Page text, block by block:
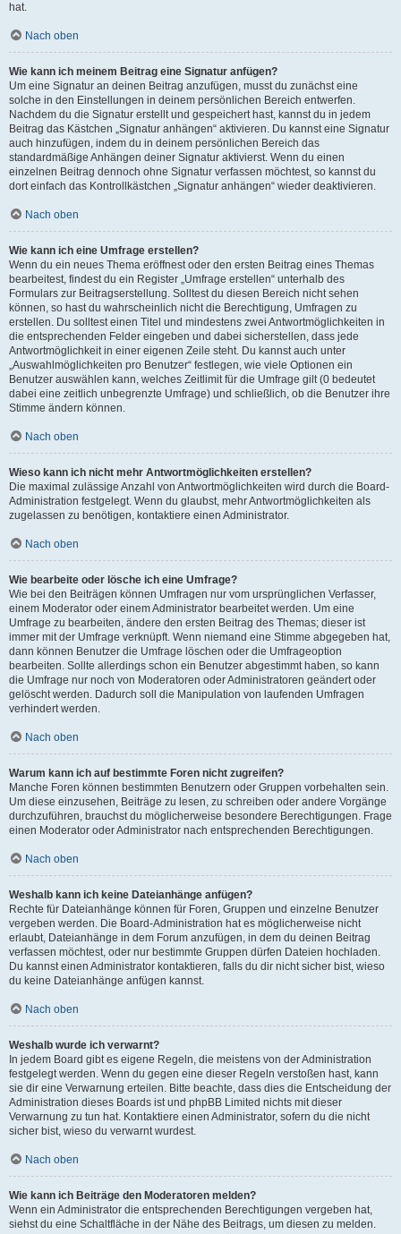
hat.
Nach oben
Wie kann ich meinem Beitrag eine Signatur anfügen?
Um eine Signatur an deinen Beitrag anzufügen, musst du zunächst eine
solche in den Einstellungen in deinem persönlichen Bereich entwerfen.
Nachdem du die Signatur erstellt und gespeichert hast, kannst du in jedem
Beitrag das Kästchen „Signatur anhängen“ aktivieren. Du kannst eine Signatur
auch hinzufügen, indem du in deinem persönlichen Bereich das
standardmäßige Anhängen deiner Signatur aktivierst. Wenn du einen
einzelnen Beitrag dennoch ohne Signatur verfassen möchtest, so kannst du
dort einfach das Kontrollkästchen „Signatur anhängen“ wieder deaktivieren.
Nach oben
Wie kann ich eine Umfrage erstellen?
Wenn du ein neues Thema eröffnest oder den ersten Beitrag eines Themas
bearbeitest, findest du ein Register „Umfrage erstellen“ unterhalb des
Formulars zur Beitragserstellung. Solltest du diesen Bereich nicht sehen
können, so hast du wahrscheinlich nicht die Berechtigung, Umfragen zu
erstellen. Du solltest einen Titel und mindestens zwei Antwortmöglichkeiten in
die entsprechenden Felder eingeben und dabei sicherstellen, dass jede
Antwortmöglichkeit in einer eigenen Zeile steht. Du kannst auch unter
„Auswahlmöglichkeiten pro Benutzer“ festlegen, wie viele Optionen ein
Benutzer auswählen kann, welches Zeitlimit für die Umfrage gilt (0 bedeutet
dabei eine zeitlich unbegrenzte Umfrage) und schließlich, ob die Benutzer ihre
Stimme ändern können.
Nach oben
Wieso kann ich nicht mehr Antwortmöglichkeiten erstellen?
Die maximal zulässige Anzahl von Antwortmöglichkeiten wird durch die Board-
Administration festgelegt. Wenn du glaubst, mehr Antwortmöglichkeiten als
zugelassen zu benötigen, kontaktiere einen Administrator.
Nach oben
Wie bearbeite oder lösche ich eine Umfrage?
Wie bei den Beiträgen können Umfragen nur vom ursprünglichen Verfasser,
einem Moderator oder einem Administrator bearbeitet werden. Um eine
Umfrage zu bearbeiten, ändere den ersten Beitrag des Themas; dieser ist
immer mit der Umfrage verknüpft. Wenn niemand eine Stimme abgegeben hat,
dann können Benutzer die Umfrage löschen oder die Umfrageoption
bearbeiten. Sollte allerdings schon ein Benutzer abgestimmt haben, so kann
die Umfrage nur noch von Moderatoren oder Administratoren geändert oder
gelöscht werden. Dadurch soll die Manipulation von laufenden Umfragen
verhindert werden.
Nach oben
Warum kann ich auf bestimmte Foren nicht zugreifen?
Manche Foren können bestimmten Benutzern oder Gruppen vorbehalten sein.
Um diese einzusehen, Beiträge zu lesen, zu schreiben oder andere Vorgänge
durchzuführen, brauchst du möglicherweise besondere Berechtigungen. Frage
einen Moderator oder Administrator nach entsprechenden Berechtigungen.
Nach oben
Weshalb kann ich keine Dateianhänge anfügen?
Rechte für Dateianhänge können für Foren, Gruppen und einzelne Benutzer
vergeben werden. Die Board-Administration hat es möglicherweise nicht
erlaubt, Dateianhänge in dem Forum anzufügen, in dem du deinen Beitrag
verfassen möchtest, oder nur bestimmte Gruppen dürfen Dateien hochladen.
Du kannst einen Administrator kontaktieren, falls du dir nicht sicher bist, wieso
du keine Dateianhänge anfügen kannst.
Nach oben
Weshalb wurde ich verwarnt?
In jedem Board gibt es eigene Regeln, die meistens von der Administration
festgelegt werden. Wenn du gegen eine dieser Regeln verstoßen hast, kann
sie dir eine Verwarnung erteilen. Bitte beachte, dass dies die Entscheidung der
Administration dieses Boards ist und phpBB Limited nichts mit dieser
Verwarnung zu tun hat. Kontaktiere einen Administrator, sofern du die nicht
sicher bist, wieso du verwarnt wurdest.
Nach oben
Wie kann ich Beiträge den Moderatoren melden?
Wenn ein Administrator die entsprechenden Berechtigungen vergeben hat,
siehst du eine Schaltfläche in der Nähe des Beitrags, um diesen zu melden.